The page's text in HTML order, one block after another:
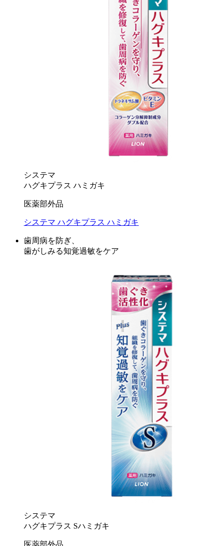
システマ
ハグキプラス ハミガキ
医薬部外品
システマ ハグキプラス ハミガキ
歯周病を防ぎ、
歯がしみる知覚過敏をケア
システマ
ハグキプラス Sハミガキ
医薬部外品